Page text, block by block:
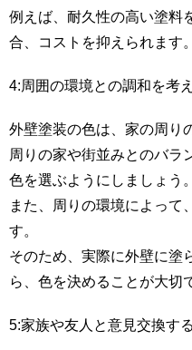
例えば、耐久性の高い塗料
合、コストを抑えられます。
4:周囲の環境との調和を考
外壁塗装の色は、家の周り
周りの家や街並みとのバラ
色を選ぶようにしましょう。
また、周りの環境によって
す。
そのため、実際に外壁に塗
ら、色を決めることが大切
5:家族や友人と意見交換する